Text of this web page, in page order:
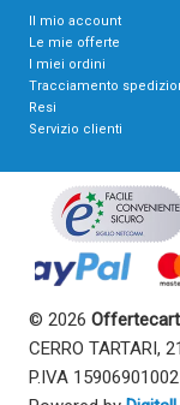
Il mio account
Le mie offerte
I miei ordini
Tracciamento
Resi
Servizio clienti
© 2026
CERRO TARTARI,
P.IVA